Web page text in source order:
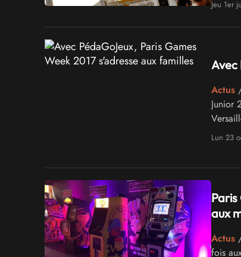
Jeu 1er
Avec
Actus/
Junior
Lun 23
aux
Actus/
fois